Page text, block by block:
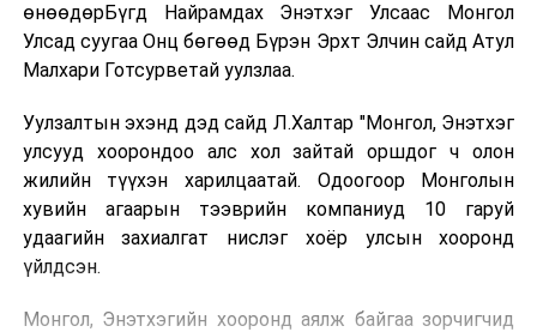
өнөөдөрБүгд Найрамдах Энэтхэг Улсаас Монгол
Улсад суугаа Онц бөгөөд Бүрэн Эрхт Элчин сайд Атул
Малхари Готсурветай уулзлаа.
Уулзалтын эхэнд дэд сайд Л.Халтар "Монгол, Энэтхэг
улсууд хоорондоо алс хол зайтай оршдог ч олон
жилийн түүхэн харилцаатай. Одоогоор Монголын
хувийн агаарын тээврийн компаниуд 10 гаруй
удаагийн захиалгат нислэг хоёр улсын хооронд
үйлдсэн.
Монгол, Энэтхэгийн хооронд аялж байгаа зорчигчид